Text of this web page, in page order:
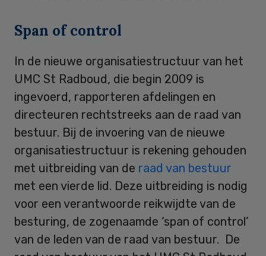
Span of control
In de nieuwe organisatiestructuur van het
UMC St Radboud, die begin 2009 is
ingevoerd, rapporteren afdelingen en
directeuren rechtstreeks aan de raad van
bestuur. Bij de invoering van de nieuwe
organisatiestructuur is rekening gehouden
met uitbreiding van de raad van bestuur
met een vierde lid. Deze uitbreiding is nodig
voor een verantwoorde reikwijdte van de
besturing, de zogenaamde ‘span of control’
van de leden van de raad van bestuur. De